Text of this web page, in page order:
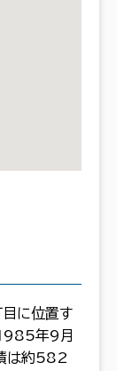
に位置す
年9月
は約582